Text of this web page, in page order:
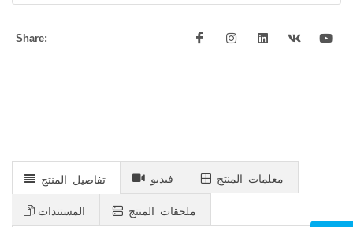
Share:
تفاصيل المنتج فيديو معلمات المنتج
المستندات ملحقات المنتج